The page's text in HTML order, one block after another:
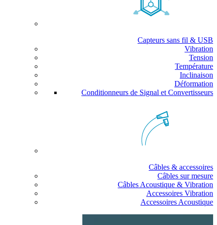
Capteurs sans fil & USB
Vibration
Tension
Température
Inclinaison
Déformation
Conditionneurs de Signal et Convertisseurs
Câbles & accessoires
Câbles sur mesure
Câbles Acoustique & Vibration
Accessoires Vibration
Accessoires Acoustique